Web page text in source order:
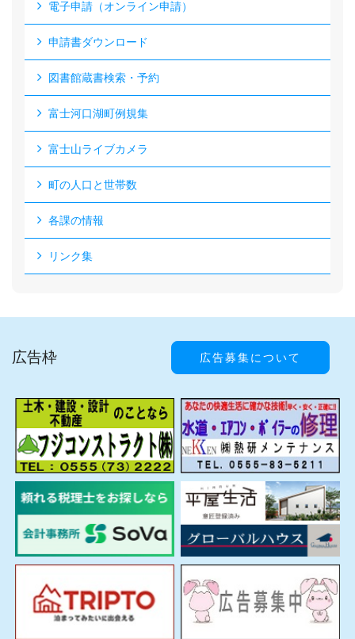
電子申請（オンライン申請）
申請書ダウンロード
図書館蔵書検索・予約
富士河口湖町例規集
富士山ライブカメラ
町の人口と世帯数
各課の情報
リンク集
広告枠 広告募集について